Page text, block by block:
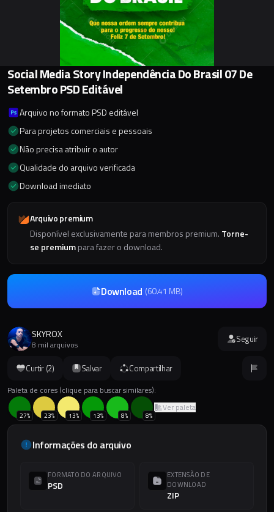
Curtir (2) Salvar Compartilhar
Paleta de cores (clique para buscar similares):
27% 23% 13% 13% 8% 8%
Ver paleta
Informações do arquivo
FORMATO DO ARQUIVO
PSD
EXTENSÃO DE
DOWNLOAD
ZIP
Social Media Story Independência Do Brasil 07 De
Setembro PSD Editável
Arquivo no formato PSD editável
Para projetos comerciais e pessoais
Não precisa atribuir o autor
Qualidade do arquivo verificada
Download imediato
Arquivo premium
Disponível exclusivamente para membros premium. Torne-
se premiumpara fazer o download.
Download (60.41 MB)
SKYROX
8 mil arquivos Seguir